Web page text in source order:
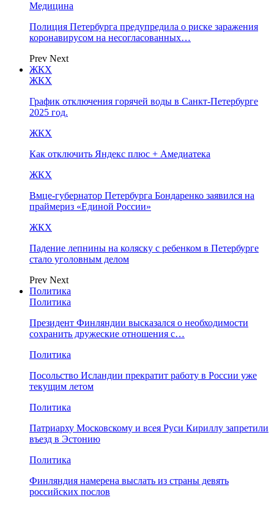
Медицина
Полиция Петербурга предупредила о риске заражения
коронавирусом на несогласованных…
Prev Next
ЖКХ
ЖКХ
График отключения горячей воды в Санкт-Петербурге
2025 год.
ЖКХ
Как отключить Яндекс плюс + Амедиатека
ЖКХ
Вмце-губернатор Петербурга Бондаренко заявился на
праймериз «Единой России»
ЖКХ
Падение лепнины на коляску с ребенком в Петербурге
стало уголовным делом
Prev Next
Политика
Политика
Президент Финляндии высказался о необходимости
сохранить дружеские отношения с…
Политика
Посольство Исландии прекратит работу в России уже
текущим летом
Политика
Патриарху Московскому и всея Руси Кириллу запретили
въезд в Эстонию
Политика
Финляндия намерена выслать из страны девять
российских послов